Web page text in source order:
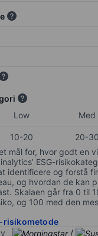
Low Med
10-20 20-30
mål for, hvor godt en
ESG-
identificere og forstå
og hvordan de kan
Skalaen går fra 0 til
og 100 med den
risikometode
/